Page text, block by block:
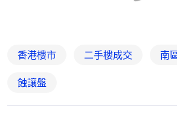
香港樓市 二手樓成交 南
蝕讓盤